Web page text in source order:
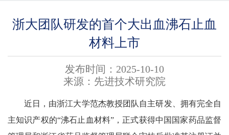
浙大团队研发的首个大出血沸石止血
材料上市
发布时间：2025-10-10
来源：先进技术研究院
近日，由浙江大学范杰教授团队自主研发、拥有完全自
主知识产权的“沸石止血材料”，正式获得中国国家药品监督